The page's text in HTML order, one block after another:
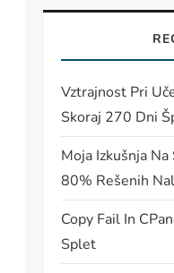
Vztrajnost Pri
Skoraj 270 Dni
Moja Izkušnja
80% Rešenih
Copy Fail In
Splet